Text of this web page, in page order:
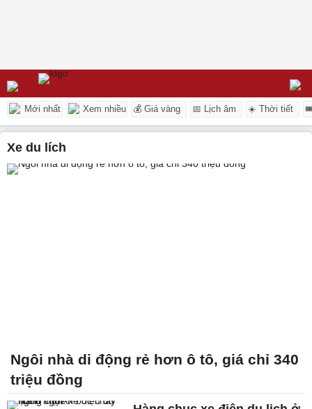
Mới nhất Xem nhiều 💰 Giá vàng 📅 Lịch âm ☀️ Thời tiết
xe du lích
Ngôi nhà di động rẻ hơn ô tô, giá chỉ 340
triệu đồng